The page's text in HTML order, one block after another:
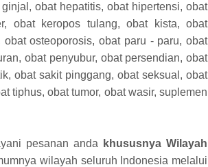
obat hepatitis, obat hipertensi, obat
obat keropos tulang, obat kista, obat
osteoporosis, obat paru - paru, obat
obat penyubur, obat persendian, obat
obat sakit pinggang, obat seksual, obat
tiphus, obat tumor, obat wasir, suplemen
pesanan anda
khususnya Wilayah
wilayah seluruh Indonesia melalui